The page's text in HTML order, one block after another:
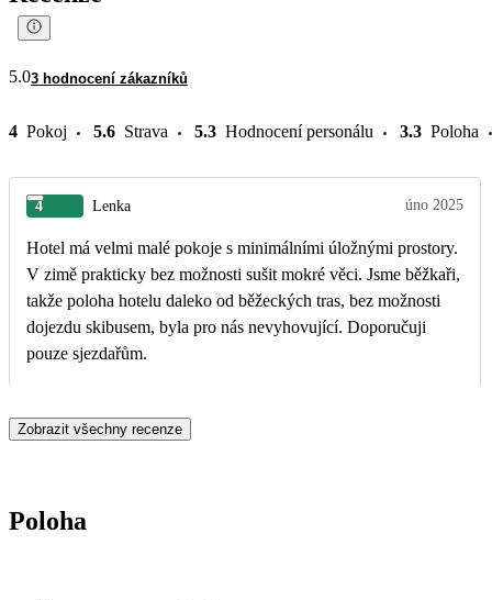
5.03 hodnocení zákazníků
4 Pokoj 5.6 Strava 5.3 Hodnocení personálu 3.3 Poloha
4 Lenka úno 2025
Hotel má velmi malé pokoje s minimálními úložnými prostory.
V zimě prakticky bez možnosti sušit mokré věci. Jsme běžkaři,
takže poloha hotelu daleko od běžeckých tras, bez možnosti
dojezdu skibusem, byla pro nás nevyhovující. Doporučuji
pouze sjezdařům.
Zobrazit všechny recenze
Poloha